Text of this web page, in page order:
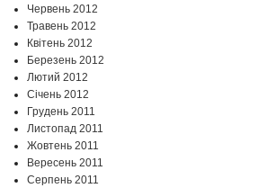
Червень 2012
Травень 2012
Квітень 2012
Березень 2012
Лютий 2012
Січень 2012
Грудень 2011
Листопад 2011
Жовтень 2011
Вересень 2011
Серпень 2011